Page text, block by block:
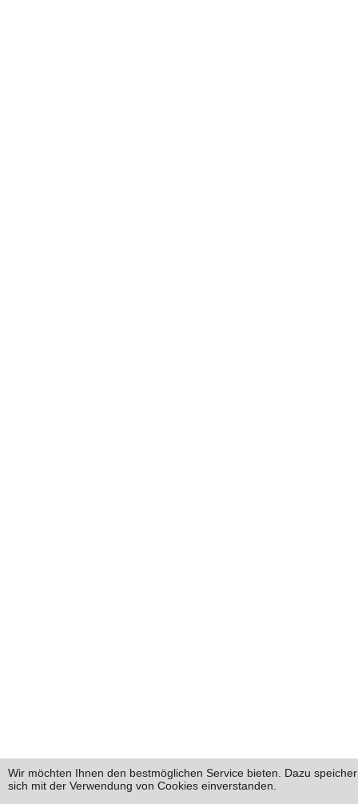
Wir möchten Ihnen den bestmöglichen Service bieten. Dazu
sich mit der Verwendung von Cookies einverstanden.